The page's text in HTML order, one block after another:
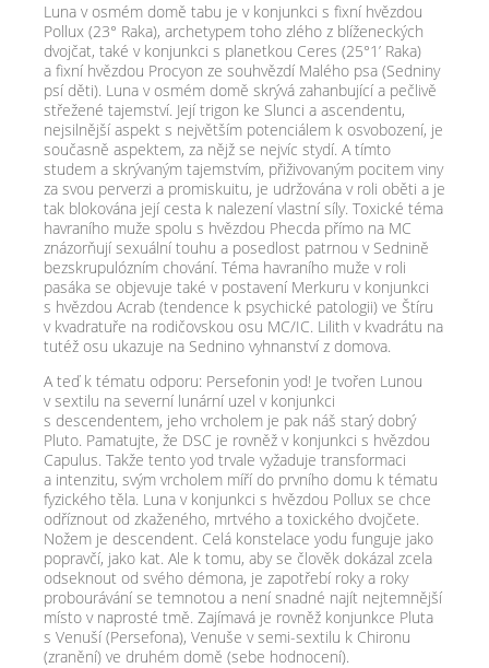
Luna v osmém domě tabu je v konjunkci s fixní hvězdou
Pollux (23° Raka), archetypem toho zlého z blíženeckých
dvojčat, také v konjunkci s planetkou Ceres (25°1’ Raka)
a fixní hvězdou Procyon ze souhvězdí Malého psa (Sedniny
psí děti). Luna v osmém domě skrývá zahanbující a pečlivě
střežené tajemství. Její trigon ke Slunci a ascendentu,
nejsilnější aspekt s největším potenciálem k osvobození, je
současně aspektem, za nějž se nejvíc stydí. A tímto
studem a skrývaným tajemstvím, přiživovaným pocitem viny
za svou perverzi a promiskuitu, je udržována v roli oběti a je
tak blokována její cesta k nalezení vlastní síly. Toxické téma
havraního muže spolu s hvězdou Phecda přímo na MC
znázorňují sexuální touhu a posedlost patrnou v Sednině
bezskrupulózním chování. Téma havraního muže v roli
pasáka se objevuje také v postavení Merkuru v konjunkci
s hvězdou Acrab (tendence k psychické patologii) ve Štíru
v kvadratuře na rodičovskou osu MC/​IC. Lilith v kvadrátu na
tutéž osu ukazuje na Sednino vyhnanství z domova.
A teď k tématu odporu: Persefonin yod! Je tvořen Lunou
v sextilu na severní lunární uzel v konjunkci
s descendentem, jeho vrcholem je pak náš starý dobrý
Pluto. Pamatujte, že DSC je rovněž v konjunkci s hvězdou
Capulus. Takže tento yod trvale vyžaduje transformaci
a intenzitu, svým vrcholem míří do prvního domu k tématu
fyzického těla. Luna v konjunkci s hvězdou Pollux se chce
odříznout od zkaženého, mrtvého a toxického dvojčete.
Nožem je descendent. Celá konstelace yodu funguje jako
popravčí, jako kat. Ale k tomu, aby se člověk dokázal zcela
odseknout od svého démona, je zapotřebí roky a roky
probourávání se temnotou a není snadné najít nejtemnější
místo v naprosté tmě. Zajímavá je rovněž konjunkce Pluta
s Venuší (Persefona), Venuše v semi-​sextilu k Chironu
(zranění) ve druhém domě (sebe hodnocení).